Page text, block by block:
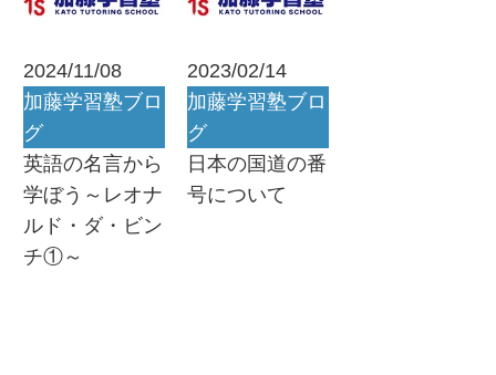
2024/11/08
加藤学習塾ブロ
グ
英語の名言から
学ぼう～レオナ
ルド・ダ・ビン
チ①～
2023/02/14
加藤学習塾ブロ
グ
日本の国道の番
号について